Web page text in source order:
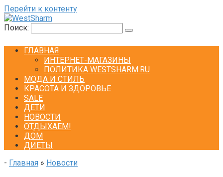
Перейти к контенту
Поиск:
ГЛАВНАЯ
ИНТЕРНЕТ-МАГАЗИНЫ
ПОЛИТИКА WESTSHARM.RU
МОДА И СТИЛЬ
КРАСОТА И ЗДОРОВЬЕ
SALE
ДЕТИ
НОВОСТИ
ОТДЫХАЕМ!
ДОМ
ДИЕТЫ
- Главная » Новости